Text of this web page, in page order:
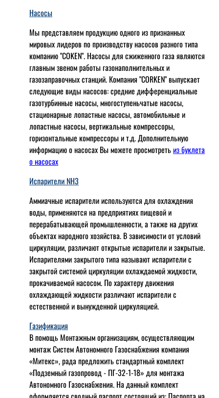
Насосы
Мы представляем продукцию одного из признанных
мировых лидеров по производству насосов разного типа
компанию "COKEN". Насосы для сжиженного газа являются
главным звеном работы газонаполнительных и
газозаправочных станций. Компания "CORKEN" выпускает
следующие виды насосов: cредние дифференциальные
газотурбинные насосы, многоступеньчатые насосы,
стационарные лопастные насосы, автомобильные и
лопaстные насосы, вертикальные компрессоры,
горизонтальные компрессоры и т.д. Дополнительную
информацию о насосах Вы можете просмотретьиз буклета
о насосах
Испарители NH3
Аммиачные испарители используются для охлаждения
воды, применяются на предприятиях пищевой и
перерабатывающей промышленности, а также на других
объектах народного хозяйства. В зависимости от условий
циркуляции, различают открытые испарители и закрытые.
Испарителями закрытого типа называют испарители с
закрытой системой циркуляции охлаждаемой жидкости,
прокачиваемой насосом. По характеру движения
охлаждающей жидкости различают испарители с
естественной и вынужденной циркуляцией.
Газификация
В помощь Монтажным организациям, осуществляющим
монтаж Систем Автономного Газоснабжения компания
«Митекс», рада предложить стандартный комплект
«Подземный газопровод - ПГ-32-1-18» для монтажа
Автономного Газоснабжения. На данный комплект